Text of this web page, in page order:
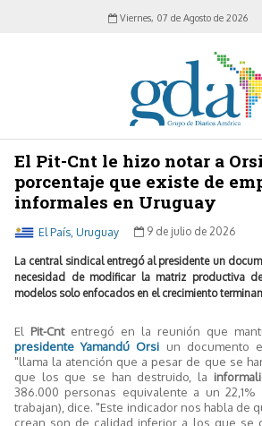
Viernes, 07 de Agosto de 2026
El Pit-Cnt le hizo notar a
porcentaje que existe de
informales en Uruguay
El País, Uruguay 9 de julio de 2026
La central sindical entregó al presidente un
necesidad de modificar la matriz productiva
modelos solo enfocados en el crecimiento
El Pit-Cntentregó en la reunión que
presidente Yamandú Orsi un documento
"llama la atención que a pesar de que se
que los que se han destruido, la
386.000 personas equivalente a un
trabajan), dice. "Este indicador nos habla de
crean son de calidad inferior a los que se